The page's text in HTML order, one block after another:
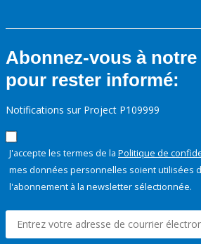
Abonnez-vous à
pour rester informé:
Notifications sur Project P109999
J'accepte les termes de la Politique de
mes données personnelles soient utilisées
l'abonnement à la newsletter sélectionnée.